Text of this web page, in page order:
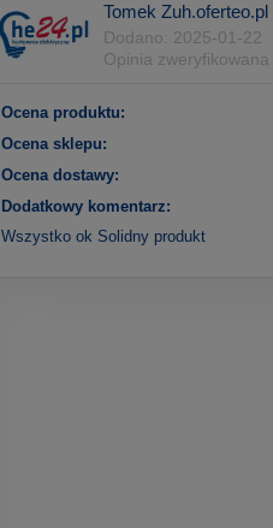
Tomek Zuh.oferteo.pl
Dodano: 2025-01-22
Opinia zweryfikowana
Ocena produktu:
Ocena sklepu:
Ocena dostawy:
Dodatkowy komentarz:
Wszystko ok Solidny produkt